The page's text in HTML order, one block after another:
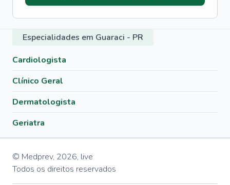
Especialidades em Guaraci - PR
Cardiologista
Clínico Geral
Dermatologista
Geriatra
© Medprev, 2026, live
Todos os direitos reservados